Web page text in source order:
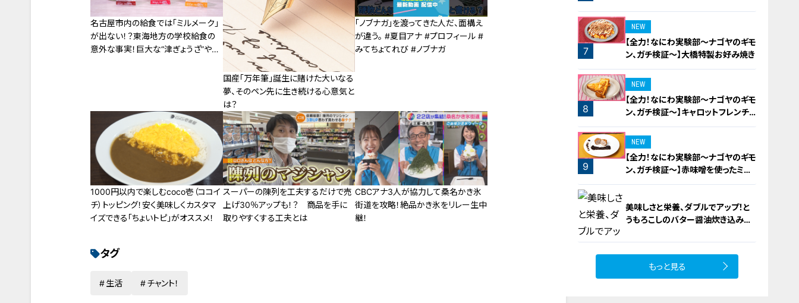
名古屋市内の給食では「ミルメーク」
が出ない！？東海地方の学校給食の
意外な事実！巨大な“津ぎょうざ”や家
国産「万年筆」誕生に賭けた大いなる
夢、そのペン先に生き続ける心意気と
は？
「ノブナガ」を渡ってきた人だ、面構え
が違う。 #夏目アナ #プロフィール #
みてちょてれび #ノブナガ
1000円以内で楽しむcoco壱（ココイ
チ）トッピング！安く美味しくカスタマ
イズできる「ちょいトピ」がオススメ！
スーパーの陳列を工夫するだけで売
上げ30％アップも！？ 商品を手に
取りやすくする工夫とは
CBCアナ3人が協力して桑名かき氷
街道を攻略！絶品かき氷をリレー生中
継！
タグ
生活 チャント！
5
7
NEW
【全力！なにわ実験部～ナゴヤのギモ
ン、ガチ検証～】大橋特製お好み焼き
8
NEW
【全力！なにわ実験部～ナゴヤのギモ
ン、ガチ検証～】キャロットフレンチ
ロースト
9
NEW
【全力！なにわ実験部～ナゴヤのギモ
ン、ガチ検証～】赤味噌を使ったミル
フィーユ味噌トンカツ
美味しさと栄養、ダブルでアップ！と
うもろこしのバター醤油炊き込みご
もっと見る